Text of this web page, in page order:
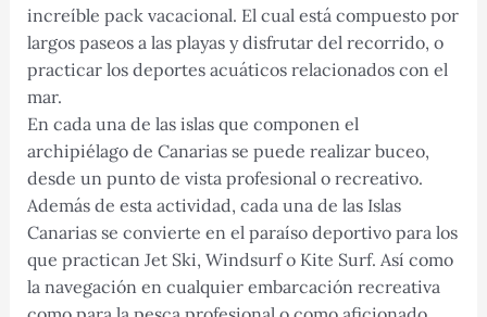
increíble pack vacacional. El cual está compuesto por
largos paseos a las playas y disfrutar del recorrido, o
practicar los deportes acuáticos relacionados con el
mar.
En cada una de las islas que componen el
archipiélago de Canarias se puede realizar buceo,
desde un punto de vista profesional o recreativo.
Además de esta actividad, cada una de las Islas
Canarias se convierte en el paraíso deportivo para los
que practican Jet Ski, Windsurf o Kite Surf. Así como
la navegación en cualquier embarcación recreativa